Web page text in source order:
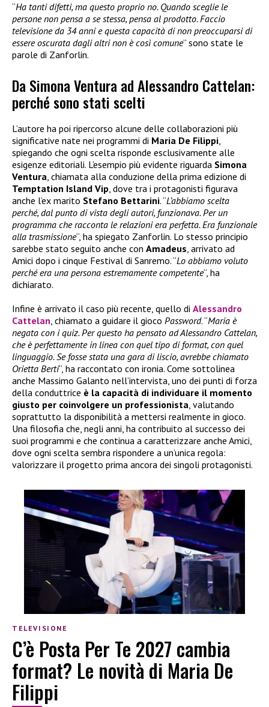
“Ha tanti difetti, ma questo proprio no. Quando sceglie le
persone non pensa a se stessa, pensa al prodotto. Faccio
televisione da 34 anni e questa capacità di non preoccuparsi di
essere oscurata dagli altri non è così comune” sono state le
parole di Zanforlin.
Da Simona Ventura ad Alessandro Cattelan:
perché sono stati scelti
L’autore ha poi ripercorso alcune delle collaborazioni più
significative nate nei programmi di Maria De Filippi
spiegando che ogni scelta risponde esclusivamente alle
esigenze editoriali. L’esempio più evidente riguarda Simona
Ventura , chiamata alla conduzione della prima edizione di
Temptation Island Vip , dove tra i protagonisti figurava
anche l’ex marito Stefano Bettarini. “L’abbiamo scelta
perché, dal punto di vista degli autori, funzionava. Per un
programma che racconta le relazioni era perfetta. Era funzionale
alla trasmissione“, ha spiegato Zanforlin. Lo stesso principio
sarebbe stato seguito anche con Amadeus , arrivato ad
Amici dopo i cinque Festival di Sanremo. “Lo abbiamo voluto
perché era una persona estremamente competente“, ha
dichiarato.
Infine è arrivato il caso più recente, quello di Alessandro
Cattelan , chiamato a guidare il gioco Password. “Maria è
negata con i quiz. Per questo ha pensato ad Alessandro Cattelan,
che è perfettamente in linea con quel tipo di format, con quel
linguaggio. Se fosse stata una gara di liscio, avrebbe chiamato
Orietta Berti“, ha raccontato con ironia. Come sottolinea
anche Massimo Galanto nell’intervista, uno dei punti di forza
della conduttrice è la capacità di individuare il momento
giusto per coinvolgere un professionista , valutando
soprattutto la disponibilità a mettersi realmente in gioco.
Una filosofia che, negli anni, ha contribuito al successo dei
suoi programmi e che continua a caratterizzare anche Amici,
dove ogni scelta sembra rispondere a un’unica regola:
valorizzare il progetto prima ancora dei singoli protagonisti.
TELEVISIONE
C’è Posta Per Te 2027 cambia
format? Le novità di Maria De
Filippi